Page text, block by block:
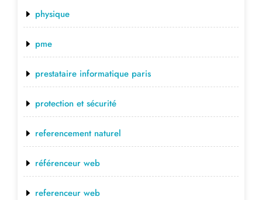
physique
pme
prestataire informatique paris
protection et sécurité
referencement naturel
référenceur web
referenceur web